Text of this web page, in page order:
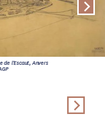
de l'Escaut, Anvers